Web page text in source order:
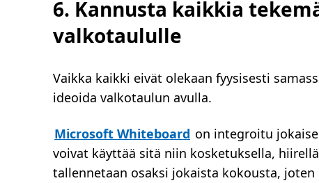
6. Kannusta kaikkia
valkotaululle
Vaikka kaikki eivät olekaan fyysisesti
ideoida valkotaulun avulla.
Microsoft Whiteboard on integroitu
voivat käyttää sitä niin kosketuksella,
tallennetaan osaksi jokaista kokousta,